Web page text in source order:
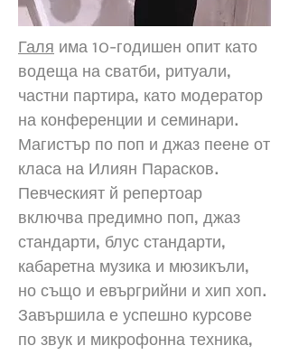
Галя има 10-годишен опит като
водеща на сватби, ритуали,
частни партира, като модератор
на конференции и семинари.
Магистър по поп и джаз пеене от
класа на Илиян Парасков.
Певческият й репертоар
включва предимно поп, джаз
стандарти, блус стандарти,
кабаретна музика и мюзикъли,
но също и евъргрийни и хип хоп.
Завършила е успешно курсове
по звук и микрофонна техника,